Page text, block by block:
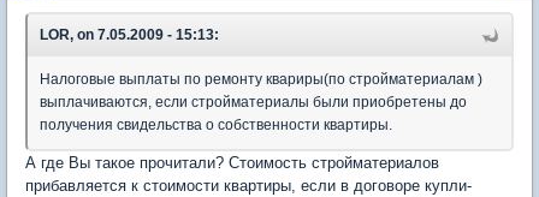
LOR, on 7.05.2009 - 15:13:
Налоговые выплаты по ремонту квариры(по стройматериалам )
выплачиваются, если стройматериалы были приобретены до
получения свидельства о собственности квартиры.
А где Вы такое прочитали? Стоимость стройматериалов
прибавляется к стоимости квартиры, если в договоре купли-